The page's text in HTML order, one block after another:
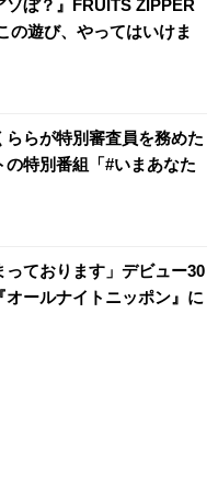
ソぼ？』FRUITS ZIPPER
の遊び、やってはいけま
らが特別審査員を務めた
の特別番組「#いまあなた
っております」デビュー30
オールナイトニッポン』に